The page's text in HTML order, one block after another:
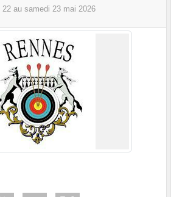
22 au samedi 23 mai 2026